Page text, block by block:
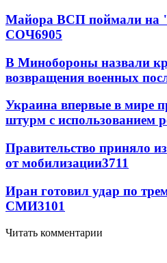
Майора ВСП поймали на
СОЧ6905
В Минобороны назвали
возвращения военных
Украина впервые в мире
штурм с использованием
Правительство приняло
от мобилизации3711
Иран готовил удар по
СМИ3101
Читать комментарии